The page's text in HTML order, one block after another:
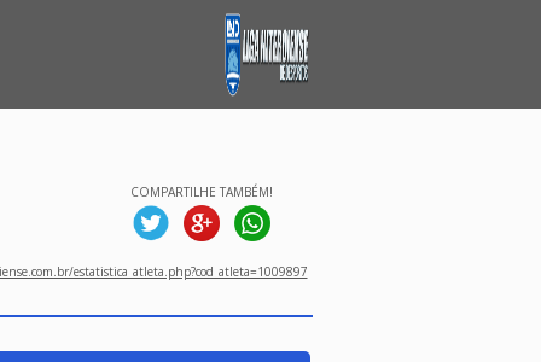
COMPARTILHE TAMBÉM!
estatistica_atleta.php?cod_atleta=1009897